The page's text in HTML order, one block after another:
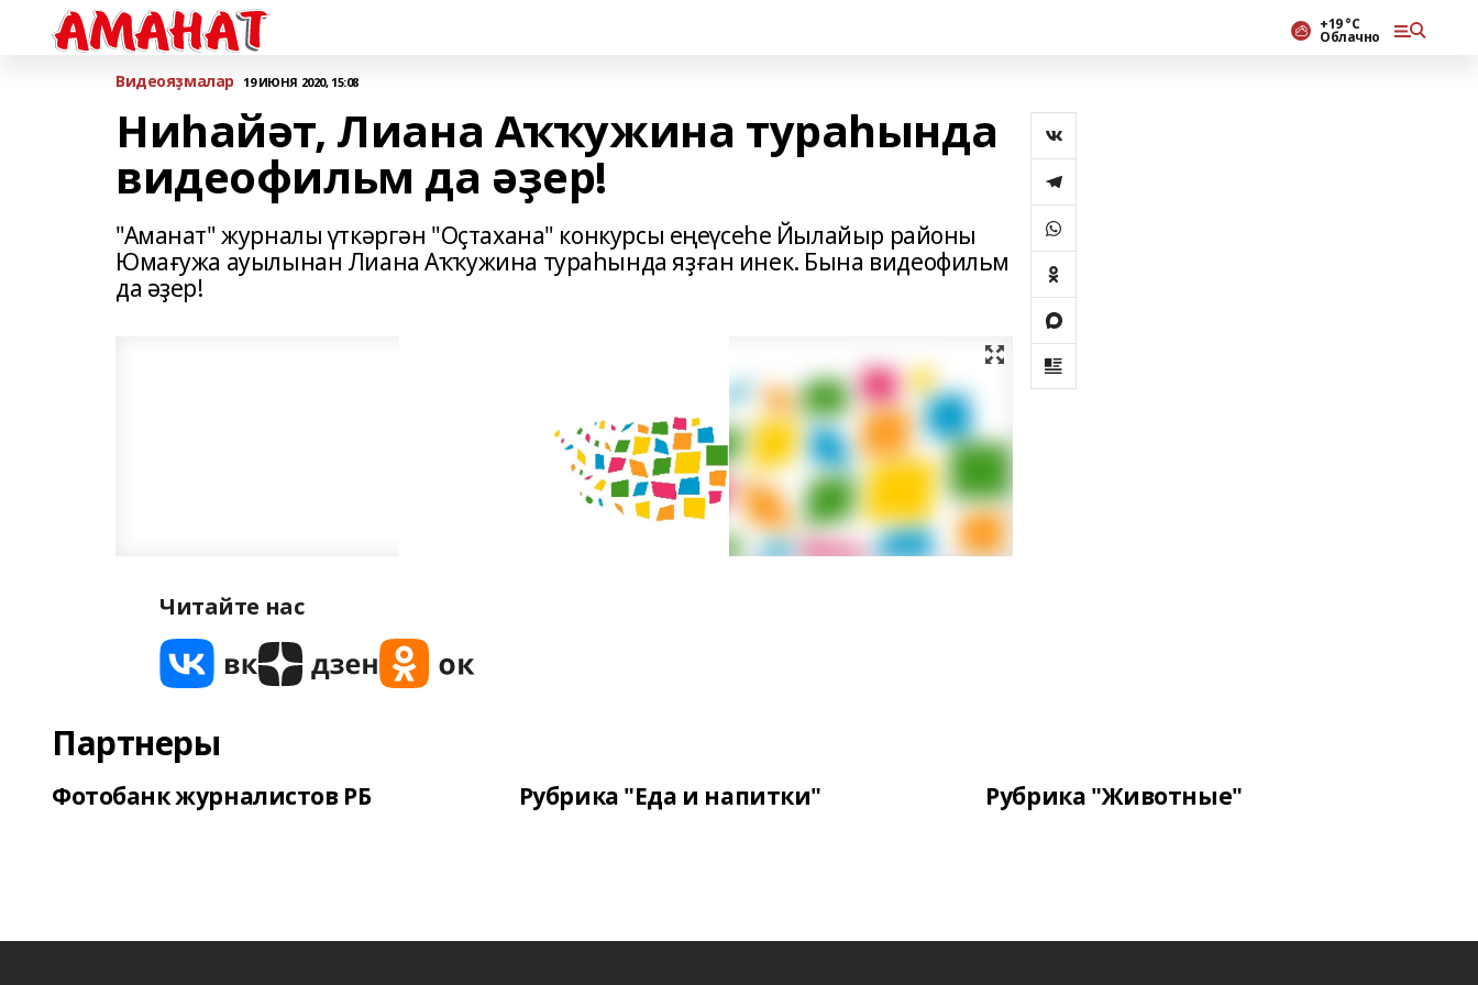
+19 °С
Облачно
Bидеояҙмалар 19 ИЮНЯ 2020, 15:08
Ниһайәт, Лиана Аҡҡужина тураһында
видеофильм да әҙер!
"Аманат" журналы үткәргән "Оҫтахана" конкурсы еңеүсеһе Йылайыр районы
Юмағужа ауылынан Лиана Аҡҡужина тураһында яҙған инек. Бына видеофильм
да әҙер!
Читайте нас
Партнеры
Фотобанк журналистов РБ Рубрика "Еда и напитки" Рубрика "Животные"